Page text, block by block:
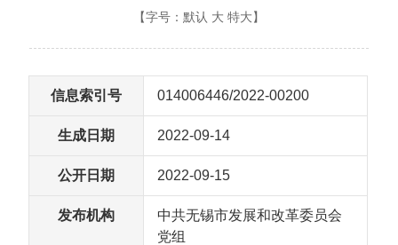
【字号： 默认 大 特大 】
信息索引号 014006446/2022-00200
生成日期 2022-09-14
公开日期 2022-09-15
发布机构
中共无锡市发展和改革委员会
党组